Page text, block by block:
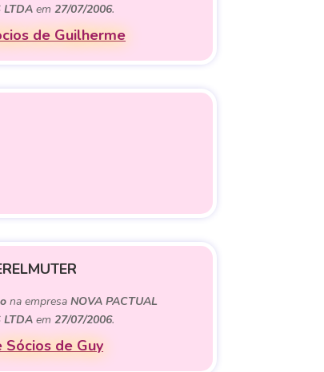
LTDA em27/07/2006.
de Guilherme
na empresa NOVA PACTUAL
LTDA em27/07/2006.
Sócios de Guy